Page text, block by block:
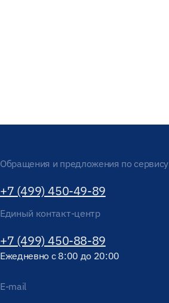
Обращения и предложения по сервису
+7 (499) 450-49-89
Единый контакт-центр
+7 (499) 450-88-89
Ежедневно с 8:00 до 20:00
E-mail